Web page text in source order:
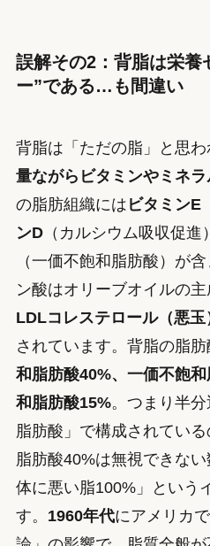
誤解その2：背脂は栄養
ー”である…も間違い
背脂は「ただの脂」と思
量ながらビタミンやミネ
の脂肪組織には ビタミンE
ンD（カルシウム吸収促進
（一価不飽和脂肪酸）が
ン酸はオリーブオイルの主
LDLコレステロール（悪玉
されています。背脂の脂
和脂肪酸40%、一価不飽
和脂肪酸15%。つまり半
脂肪酸」で構成されてい
脂肪酸40%は無視できな
体に悪い脂100%」という
す。 1960年代にアメリカ